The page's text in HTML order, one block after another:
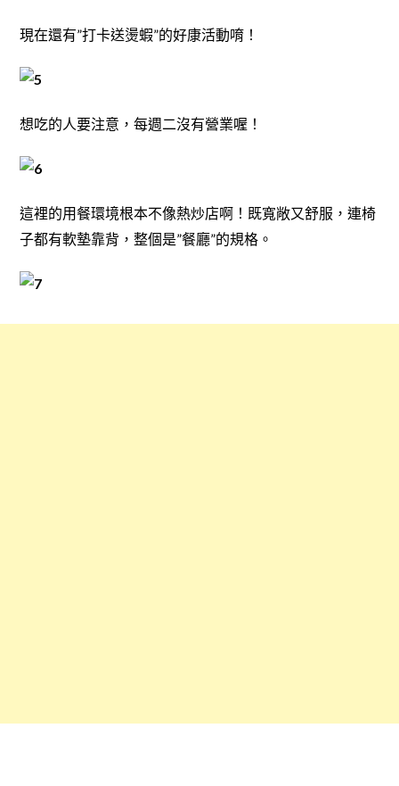
現在還有”打卡送燙蝦”的好康活動唷！
想吃的人要注意，每週二沒有營業喔！
這裡的用餐環境根本不像熱炒店啊！既寬敞又舒服，連椅
子都有軟墊靠背，整個是”餐廳”的規格。